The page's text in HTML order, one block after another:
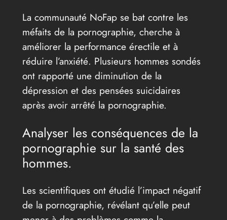
La communauté NoFap se bat contre les
méfaits de la pornographie, cherche à
améliorer la performance érectile et à
réduire l’anxiété. Plusieurs hommes sondés
ont rapporté une diminution de la
dépression et des pensées suicidaires
après avoir arrêté la pornographie.
Analyser les conséquences de la
pornographie sur la santé des
hommes.
Les scientifiques ont étudié l’impact négatif
de la pornographie, révélant qu’elle peut